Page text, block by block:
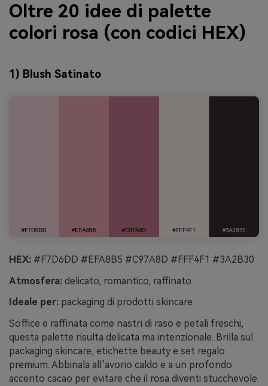
Oltre 20 idee di palette
colori rosa (con codici HEX)
1) Blush Satinato
HEX: #F7D6DD #EFA8B5 #C97A8D #FFF4F1 #3A2B30
Atmosfera: delicato, romantico, raffinato
Ideale per: packaging di prodotti skincare
Soffice e raffinata come nastri di raso e petali freschi,
questa palette risulta delicata ma intenzionale. Brilla sul
packaging skincare, etichette beauty e set regalo
premium. Abbinala all’avorio caldo e a un profondo
accento cacao per evitare che il rosa diventi stucchevole.